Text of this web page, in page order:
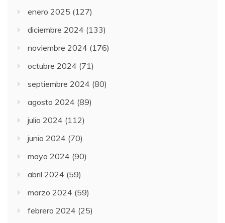
enero 2025 (127)
diciembre 2024 (133)
noviembre 2024 (176)
octubre 2024 (71)
septiembre 2024 (80)
agosto 2024 (89)
julio 2024 (112)
junio 2024 (70)
mayo 2024 (90)
abril 2024 (59)
marzo 2024 (59)
febrero 2024 (25)